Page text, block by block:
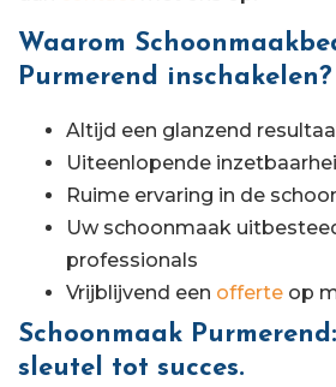
Waarom
Purmerend inschakelen?
Altijd een glanzend
Uiteenlopende
Ruime ervaring in de
Uw schoonmaak
professionals
Vrijblijvend een offerte op
Schoonmaak
sleutel tot succes.